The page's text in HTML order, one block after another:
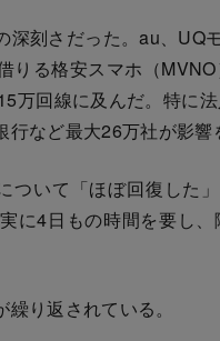
刻さだった。au、UQ
りる格安スマホ（
回線に及んだ。特に法
など最大26万社が影響
いて「ほぼ回復した
に4日もの時間を要し
り返されている。